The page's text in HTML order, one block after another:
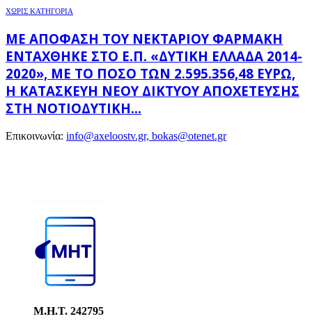
ΧΩΡΊΣ ΚΑΤΗΓΟΡΊΑ
ΜΕ ΑΠΌΦΑΣΗ ΤΟΥ ΝΕΚΤΆΡΙΟΥ ΦΑΡΜΆΚΗ
ΕΝΤΆΧΘΗΚΕ ΣΤΟ Ε.Π. «ΔΥΤΙΚΉ ΕΛΛΆΔΑ 2014-
2020», ΜΕ ΤΟ ΠΟΣΌ ΤΩΝ 2.595.356,48 ΕΥΡΏ,
Η ΚΑΤΑΣΚΕΥΉ ΝΈΟΥ ΔΙΚΤΎΟΥ ΑΠΟΧΈΤΕΥΣΗΣ
ΣΤΗ ΝΟΤΙΟΔΥΤΙΚΉ...
Επικοινωνία: info@axeloostv.gr, bokas@otenet.gr
Μ.Η.Τ. 242795